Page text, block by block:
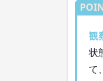
観
状
て